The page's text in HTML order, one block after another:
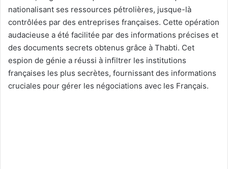
nationalisant ses ressources pétrolières, jusque-là
contrôlées par des entreprises françaises. Cette opération
audacieuse a été facilitée par des informations précises et
des documents secrets obtenus grâce à Thabti. Cet
espion de génie a réussi à infiltrer les institutions
françaises les plus secrètes, fournissant des informations
cruciales pour gérer les négociations avec les Français.